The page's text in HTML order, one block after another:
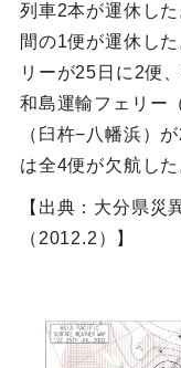
列車2本が運休し
間の1便が運休し
リーが25日に2便
和島運輸フェリー
（臼杵−八幡浜）
は全4便が欠航した
【出典：大分県
（2012.2）】